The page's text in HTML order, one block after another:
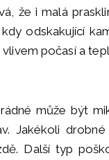
že i malá
odskakující
počasí a
může být
Jakékoli
Další typ